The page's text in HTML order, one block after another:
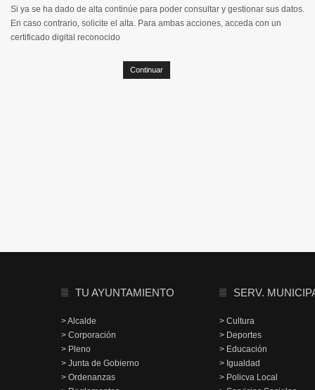
Si ya se ha dado de alta continúe para poder consultar y gestionar sus datos.
En caso contrario, solicite el alta. Para ambas acciones, acceda con un
certificado digital reconocido
Continuar
TU AYUNTAMIENTO
> Alcalde
> Corporación
> Pleno
> Junta de Gobierno
> Ordenanzas
SERV.
> Cultura
> Deportes
> Educación
> Igualdad
> Policva Local